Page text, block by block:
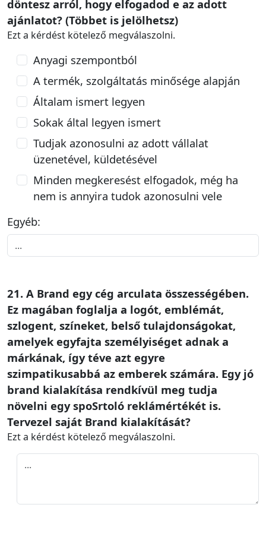
döntesz arról, hogy elfogadod e az adott
ajánlatot? (Többet is jelölhetsz)
Ezt a kérdést kötelező megválaszolni.
Anyagi szempontból
A termék, szolgáltatás minősége alapján
Általam ismert legyen
Sokak által legyen ismert
Tudjak azonosulni az adott vállalat
üzenetével, küldetésével
Minden megkeresést elfogadok, még ha
nem is annyira tudok azonosulni vele
Egyéb:
21. A Brand egy cég arculata összességében.
Ez magában foglalja a logót, emblémát,
szlogent, színeket, belső tulajdonságokat,
amelyek egyfajta személyiséget adnak a
márkának, így téve azt egyre
szimpatikusabbá az emberek számára. Egy jó
brand kialakítása rendkívül meg tudja
növelni egy spoSrtoló reklámértékét is.
Tervezel saját Brand kialakítását?
Ezt a kérdést kötelező megválaszolni.